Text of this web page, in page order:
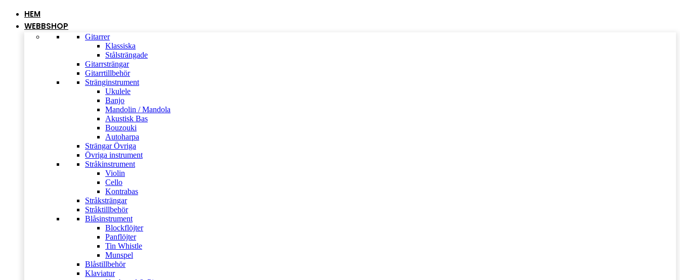
HEM
WEBBSHOP
Gitarrer
Klassiska
Stålsträngade
Gitarrsträngar
Gitarrtillbehör
Stränginstrument
Ukulele
Banjo
Mandolin / Mandola
Akustisk Bas
Bouzouki
Autoharpa
Strängar Övriga
Övriga instrument
Stråkinstrument
Violin
Cello
Kontrabas
Stråksträngar
Stråktillbehör
Blåsinstrument
Blockflöjter
Panflöjter
Tin Whistle
Munspel
Blåstillbehör
Klaviatur